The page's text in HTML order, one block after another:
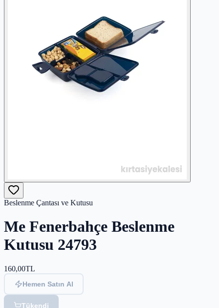
Beslenme Çantası ve Kutusu
Me Fenerbahçe Beslenme
Kutusu 24793
160,00TL
Hemen Satın Al
Tükendi